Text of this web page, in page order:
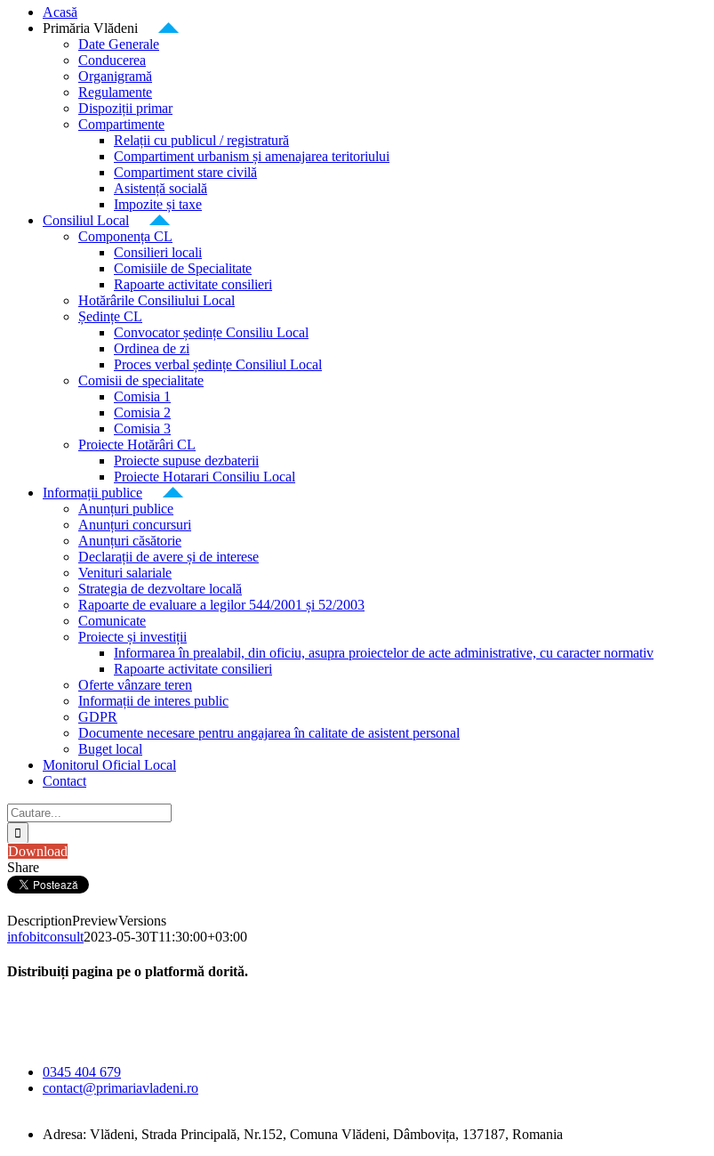
Acasă
Primăria Vlădeni
Date Generale
Conducerea
Organigramă
Regulamente
Dispoziții primar
Compartimente
Relații cu publicul / registratură
Compartiment urbanism și amenajarea teritoriului
Compartiment stare civilă
Asistență socială
Impozite și taxe
Consiliul Local
Componența CL
Consilieri locali
Comisiile de Specialitate
Rapoarte activitate consilieri
Hotărârile Consiliului Local
Ședințe CL
Convocator ședințe Consiliu Local
Ordinea de zi
Proces verbal ședințe Consiliul Local
Comisii de specialitate
Comisia 1
Comisia 2
Comisia 3
Proiecte Hotărâri CL
Proiecte supuse dezbaterii
Proiecte Hotarari Consiliu Local
Informații publice
Anunțuri publice
Anunțuri concursuri
Anunțuri căsătorie
Declarații de avere și de interese
Venituri salariale
Strategia de dezvoltare locală
Rapoarte de evaluare a legilor 544/2001 și 52/2003
Comunicate
Proiecte și investiții
Informarea în prealabil, din oficiu, asupra proiectelor de acte administrative, cu caracter normativ
Rapoarte activitate consilieri
Oferte vânzare teren
Informații de interes public
GDPR
Documente necesare pentru angajarea în calitate de asistent personal
Buget local
Monitorul Oficial Local
Contact
Cautare...
Download
Share
DescriptionPreviewVersions
infobitconsult2023-05-30T11:30:00+03:00
Distribuiți pagina pe o platformă dorită.
0345 404 679
contact@primariavladeni.ro
Adresa: Vlădeni, Strada Principală, Nr.152, Comuna Vlădeni, Dâmbovița, 137187, Romania